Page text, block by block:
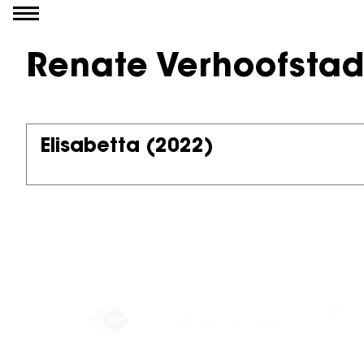
Ga naar inhoud
Renate Verhoofstad
Elisabetta (2022)